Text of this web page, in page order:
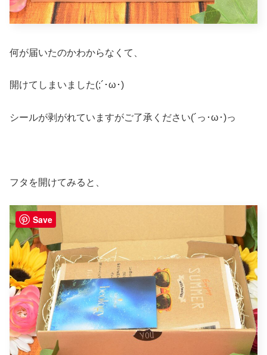
何が届いたのかわからなくて、
開けてしまいました(;´･ω･)
シールが剥がれていますがご了承ください(´っ･ω･)っ
フタを開けてみると、
Save